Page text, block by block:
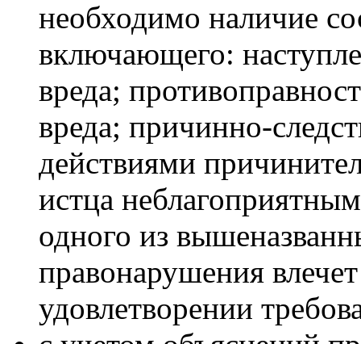
необходимо наличие
включающего:
вреда;
вреда; причинно-
действиями
истца
одного из
правонарушения
удовлетворении